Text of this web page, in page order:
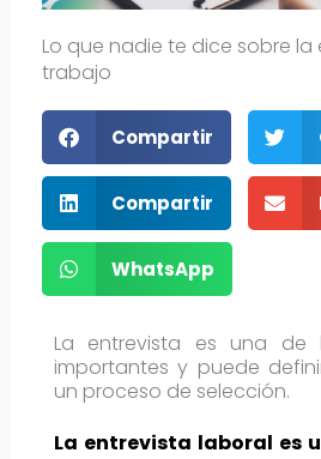
Lo que nadie te dice sobre la
trabajo
Compartir
Compartir
WhatsApp
La entrevista es una de
importantes y puede
un proceso de selección.
La entrevista laboral es